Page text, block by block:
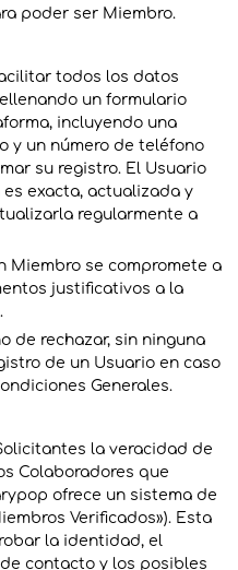
poder ser Miembro.
todos los datos
un formulario
incluyendo una
y un número de teléfono
su registro. El Usuario
exacta, actualizada y
regularmente a
Miembro se compromete a
justificativos a la
de rechazar, sin ninguna
de un Usuario en caso
Generales.
la veracidad de
Colaboradores que
ofrece un sistema de
Verificados»). Esta
la identidad, el
contacto y los posibles